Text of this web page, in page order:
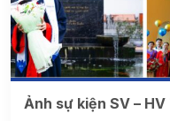
Ảnh sự kiện SV –